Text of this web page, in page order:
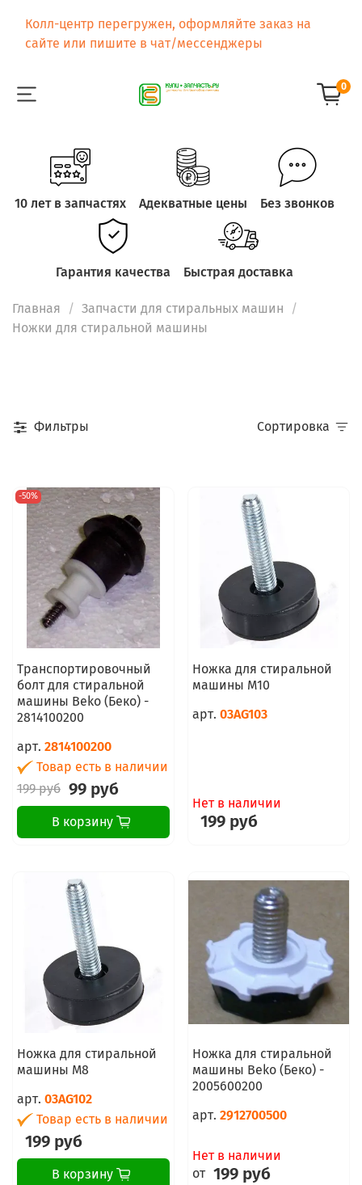
Колл-центр перегружен, оформляйте заказ на
сайте или пишите в чат/мессенджеры
0
10 лет в запчастях Адекватные цены Без звонков
Гарантия качества Быстрая доставка
Главная
Запчасти для стиральных машин
Ножки для стиральной машины
Фильтры Сортировка
-50%
Транспортировочный
болт для стиральной
машины Beko (Беко) -
2814100200
арт. 2814100200
Товар есть в наличии
199 руб 99 руб
В корзину
Ножка для стиральной
машины M10
арт. 03AG103
Нет в наличии
199 руб
Ножка для стиральной
машины M8
арт. 03AG102
Товар есть в наличии
199 руб
В корзину
Ножка для стиральной
машины Beko (Беко) -
2005600200
арт. 2912700500
Нет в наличии
от 199 руб